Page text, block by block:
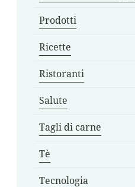
Prodotti
Ricette
Ristoranti
Salute
Tagli di carne
Tè
Tecnologia